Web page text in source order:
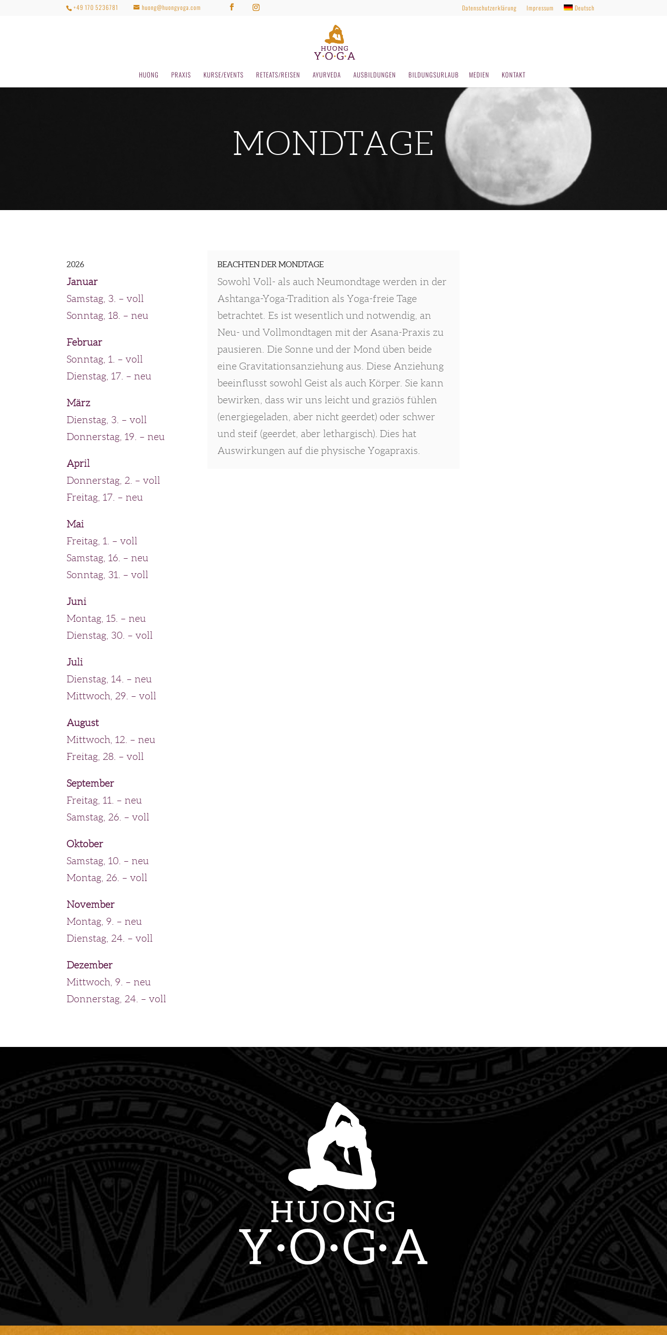
+49 170 5236781 huong@huongyoga.com Datenschutzerklärung Impressum Deutsch
HUONG PRAXIS KURSE/EVENTS RETEATS/REISEN AYURVEDA AUSBILDUNGEN BILDUNGSURLAUB MEDIEN KONTAKT
MONDTAGE
2026
Januar
Samstag, 3. – voll
Sonntag, 18. – neu
Februar
Sonntag, 1. – voll
Dienstag, 17. – neu
März
Dienstag, 3. – voll
Donnerstag, 19. – neu
April
Donnerstag, 2. – voll
Freitag, 17. – neu
Mai
Freitag, 1. – voll
Samstag, 16. – neu
Sonntag, 31. – voll
Juni
Montag, 15. – neu
Dienstag, 30. – voll
Juli
Dienstag, 14. – neu
Mittwoch, 29. – voll
August
Mittwoch, 12. – neu
Freitag, 28. – voll
September
Freitag, 11. – neu
Samstag, 26. – voll
Oktober
Samstag, 10. – neu
Montag, 26. – voll
November
Montag, 9. – neu
Dienstag, 24. – voll
Dezember
Mittwoch, 9. – neu
Donnerstag, 24. – voll
BEACHTEN DER MONDTAGE
Sowohl Voll- als auch Neumondtage werden in der
Ashtanga-Yoga-Tradition als Yoga-freie Tage
betrachtet. Es ist wesentlich und notwendig, an
Neu- und Vollmondtagen mit der Asana-Praxis zu
pausieren. Die Sonne und der Mond üben beide
eine Gravitationsanziehung aus. Diese Anziehung
beeinflusst sowohl Geist als auch Körper. Sie kann
bewirken, dass wir uns leicht und graziös fühlen
(energiegeladen, aber nicht geerdet) oder schwer
und steif (geerdet, aber lethargisch). Dies hat
Auswirkungen auf die physische Yogapraxis.